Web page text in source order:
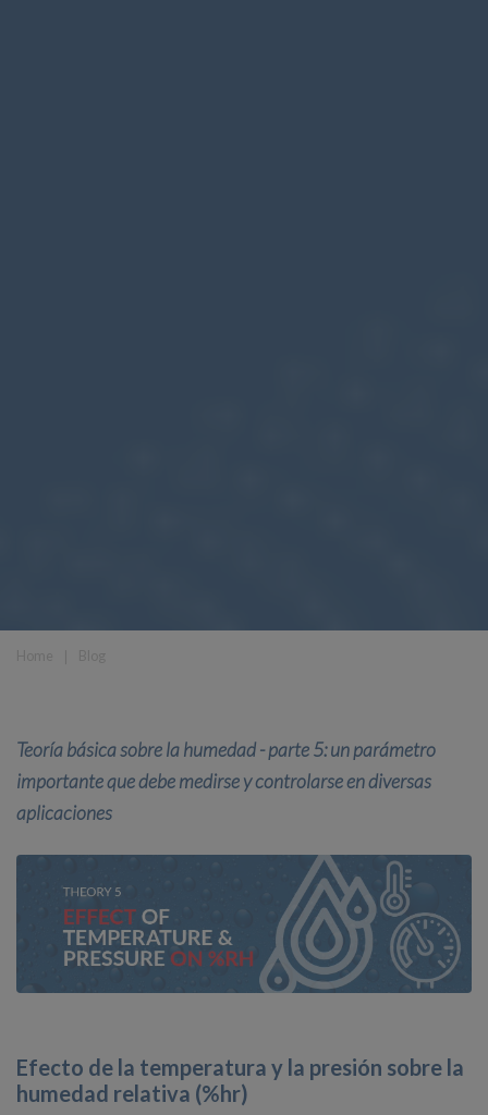
Teoría básica sobre la humedad - parte 5: un parámetro
importante que debe medirse y controlarse en diversas
aplicaciones
Efecto de la temperatura y la presión sobre la
humedad relativa (%hr)